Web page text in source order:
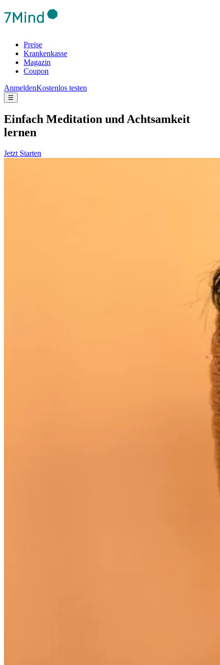
Preise
Krankenkasse
Magazin
Coupon
AnmeldenKostenlos testen
☰
Ein­fach Medi­ta­tion und Acht­sam­keit
lernen
Jetzt Starten